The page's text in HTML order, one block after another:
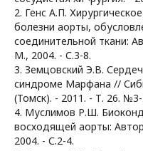
2. Генс А.П.
болезни аорты,
соединительной ткани:
М., 2004. - С.3-8.
3. Земцовский Э.В.
синдроме Марфана //
(Томск). - 2011. - Т. 26.
4. Муслимов Р.Ш.
восходящей аорты:
2004. - С.2-4.